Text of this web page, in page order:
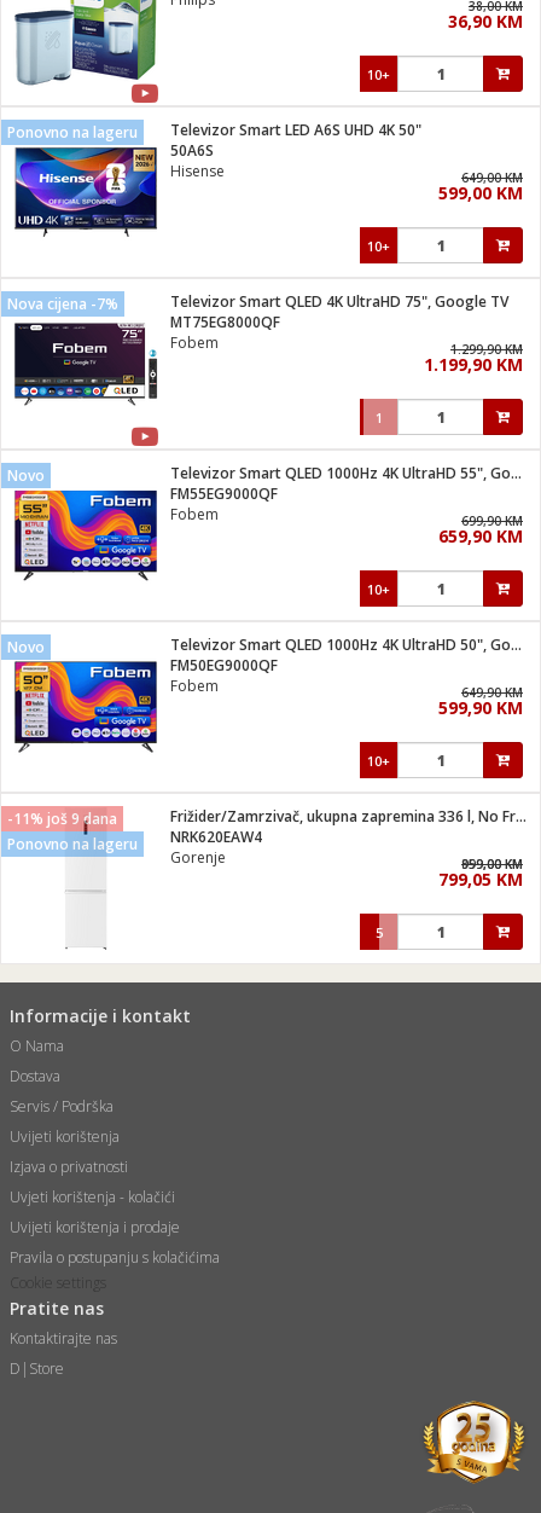
38,00 KM
36,90 KM
10+
Ponovno na lageru
Televizor Smart LED A6S UHD 4K 50"
50A6S
Hisense
649,00 KM
599,00 KM
10+
Nova cijena -7%
Televizor Smart QLED 4K UltraHD 75", Google TV
MT75EG8000QF
Fobem
1.299,90 KM
1.199,90 KM
1
Novo
Televizor Smart QLED 1000Hz 4K UltraHD 55", Google TV
FM55EG9000QF
Fobem
699,90 KM
659,90 KM
10+
Novo
Televizor Smart QLED 1000Hz 4K UltraHD 50", Google TV
FM50EG9000QF
Fobem
649,90 KM
599,90 KM
10+
-11% još 9 dana
Ponovno na lageru
Frižider/Zamrzivač, ukupna zapremina 336 l, No Frost Plus, E
NRK620EAW4
Gorenje
959,00 KM
899,00 KM
799,05 KM
5
Informacije i kontakt
O Nama
Dostava
Servis / Podrška
Uvijeti korištenja
Izjava o privatnosti
Uvjeti korištenja - kolačići
Uvijeti korištenja i prodaje
Pravila o postupanju s kolačićima
Cookie settings
Pratite nas
Kontaktirajte nas
D|Store